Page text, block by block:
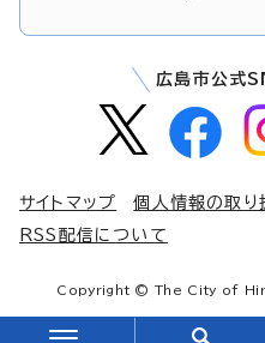
広島市公式
サイトマップ 個人情報の取り
RSS配信について
Copyright © The City of